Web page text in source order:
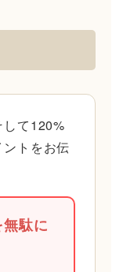
て120%
トをお伝
駄に